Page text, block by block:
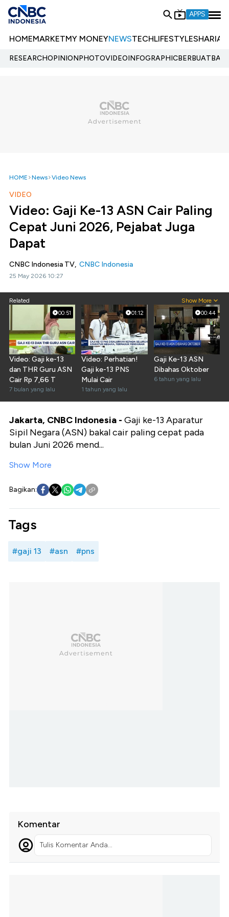
APPS
HOMEMARKETMY MONEYNEWSTECHLIFESTYLESHARIA
RESEARCHOPINIONPHOTOVIDEOINFOGRAPHIC
HOME News Video News
VIDEO
Video: Gaji Ke-13 ASN Cair Paling
Cepat Juni 2026, Pejabat Juga
Dapat
CNBC Indonesia TV, CNBC Indonesia
25 May 2026 10:27
Related Show More
00:51
Video: Gaji ke-13
dan THR Guru ASN
Cair Rp 7,66 T
7 bulan yang lalu
01:12
Video: Perhatian!
Gaji ke-13 PNS
Mulai Cair
1 tahun yang lalu
00:44
Gaji Ke-13 ASN
Dibahas Oktober
6 tahun yang lalu
Jakarta, CNBC Indonesia - Gaji ke-13 Aparatur
Sipil Negara (ASN) bakal cair paling cepat pada
bulan Juni 2026 mend...
Show More
Bagikan:
Tags
#gaji 13 #asn #pns
Komentar
Tulis Komentar Anda...